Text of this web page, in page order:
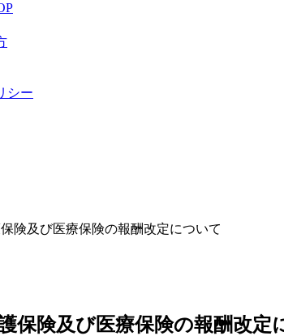
シー
険及び医療保険の報酬改定について
保険及び医療保険の報酬改定